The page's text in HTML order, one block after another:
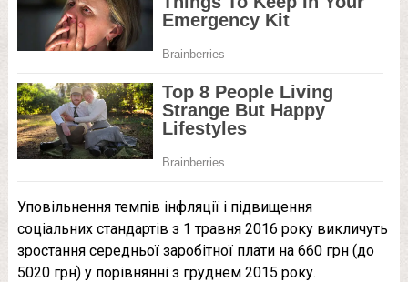
Уповільнення темпів інфляції і підвищення
соціальних стандартів з 1 травня 2016 року викличуть
зростання середньої заробітної плати на 660 грн (до
5020 грн) у порівнянні з груднем 2015 року.